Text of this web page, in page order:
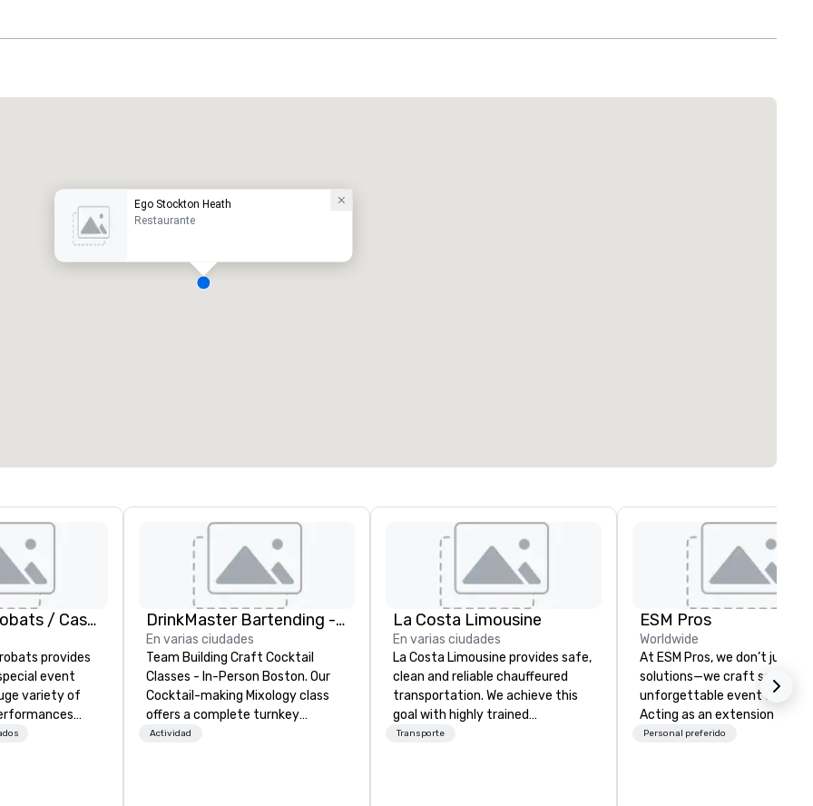
Ego Stockton Heath
Restaurante
American Acrobats / Castle Productions
provides
event
variety of
DrinkMaster Bartending - Mixology Team Building
En varias ciudades
Team Building Craft Cocktail
Classes - In-Person Boston. Our
Cocktail-making Mixology class
offers a complete turnkey
solution for your next group
Actividad
La Costa Limousine
En varias ciudades
La Costa Limousine provides safe,
clean and reliable chauffeured
transportation. We achieve this
goal with highly trained
chauffeurs, the newest vehicles
Transporte
ESM Pros
Worldwide
At ESM Pros, we don’t just
solutions—we craft
unforgettable event
Acting as an extension of
team, we bring a
Personal preferido